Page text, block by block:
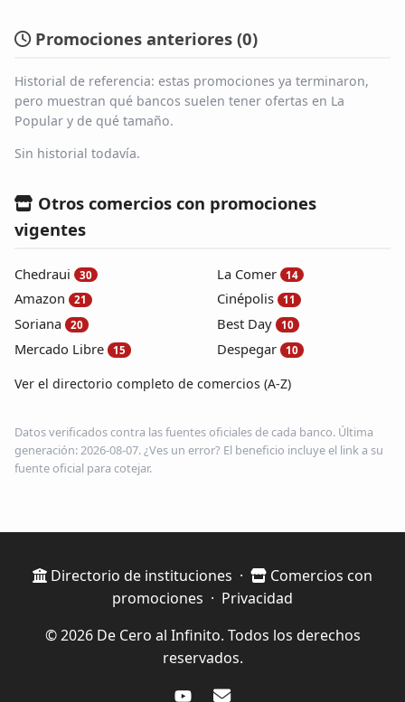
Promociones anteriores (0)
Historial de referencia: estas promociones ya terminaron,
pero muestran qué bancos suelen tener ofertas en La
Popular y de qué tamaño.
Sin historial todavía.
Otros comercios con promociones
vigentes
Chedraui 30
Amazon 21
Soriana 20
Mercado Libre 15
La Comer 14
Cinépolis 11
Best Day 10
Despegar 10
Ver el directorio completo de comercios (A-Z)
Datos verificados contra las fuentes oficiales de cada banco. Última
generación: 2026-08-07. ¿Ves un error? El beneficio incluye el link a su
fuente oficial para cotejar.
Directorio de instituciones ·
Comercios con
promociones · Privacidad
© 2026 De Cero al Infinito. Todos los derechos
reservados.